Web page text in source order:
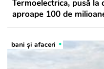
Termoelectrica, pusă
aproape 100 de
bani și afaceri